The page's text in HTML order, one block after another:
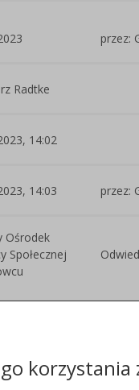
przez:
Radtke
14:02
14:03 przez:
Ośrodek
Społecznej
korzystania